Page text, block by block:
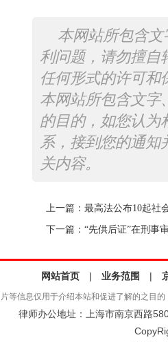
本网站所包含
利问题，请勿擅自
任何形式的许可和
本网站所包含文字
的目的，如您认为
系，接到您的通知
关内容。
上一篇： 最高法公布10起社
下一篇： “先供后证”在刑事
网站首页 | 业务范围 |
等信息仅用于介绍本站和促进了解的之目
律师办公地址：上海市南京西路